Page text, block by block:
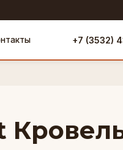
+7 (3532)